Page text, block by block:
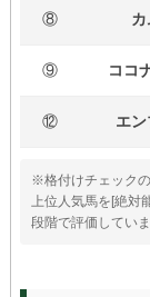
⑧
⑨ ココ
⑫ エ
※格付けチェック
上位人気馬を[絶対
段階で評価していま